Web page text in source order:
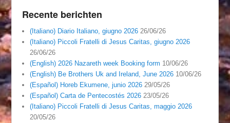
Recente berichten
(Italiano) Diario Italiano, giugno 2026 26/06/26
(Italiano) Piccoli Fratelli di Jesus Caritas, giugno 2026
26/06/26
(English) 2026 Nazareth week Booking form 10/06/26
(English) Be Brothers Uk and Ireland, June 2026 10/06/26
(Español) Horeb Ekumene, junio 2026 29/05/26
(Español) Carta de Pentecostés 2026 23/05/26
(Italiano) Piccoli Fratelli di Jesus Caritas, maggio 2026
20/05/26